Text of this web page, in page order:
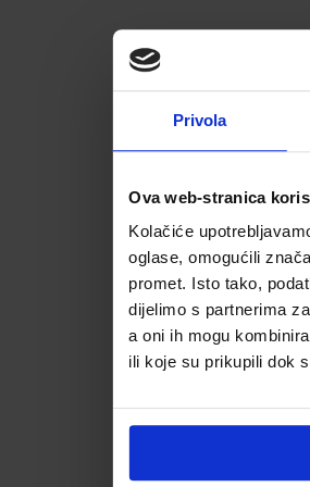
Privola
Ova web-stranica
Kolačiće
oglase, omogućili
promet. Isto tako,
dijelimo s partnerima
a oni ih mogu
ili koje su prikupili dok